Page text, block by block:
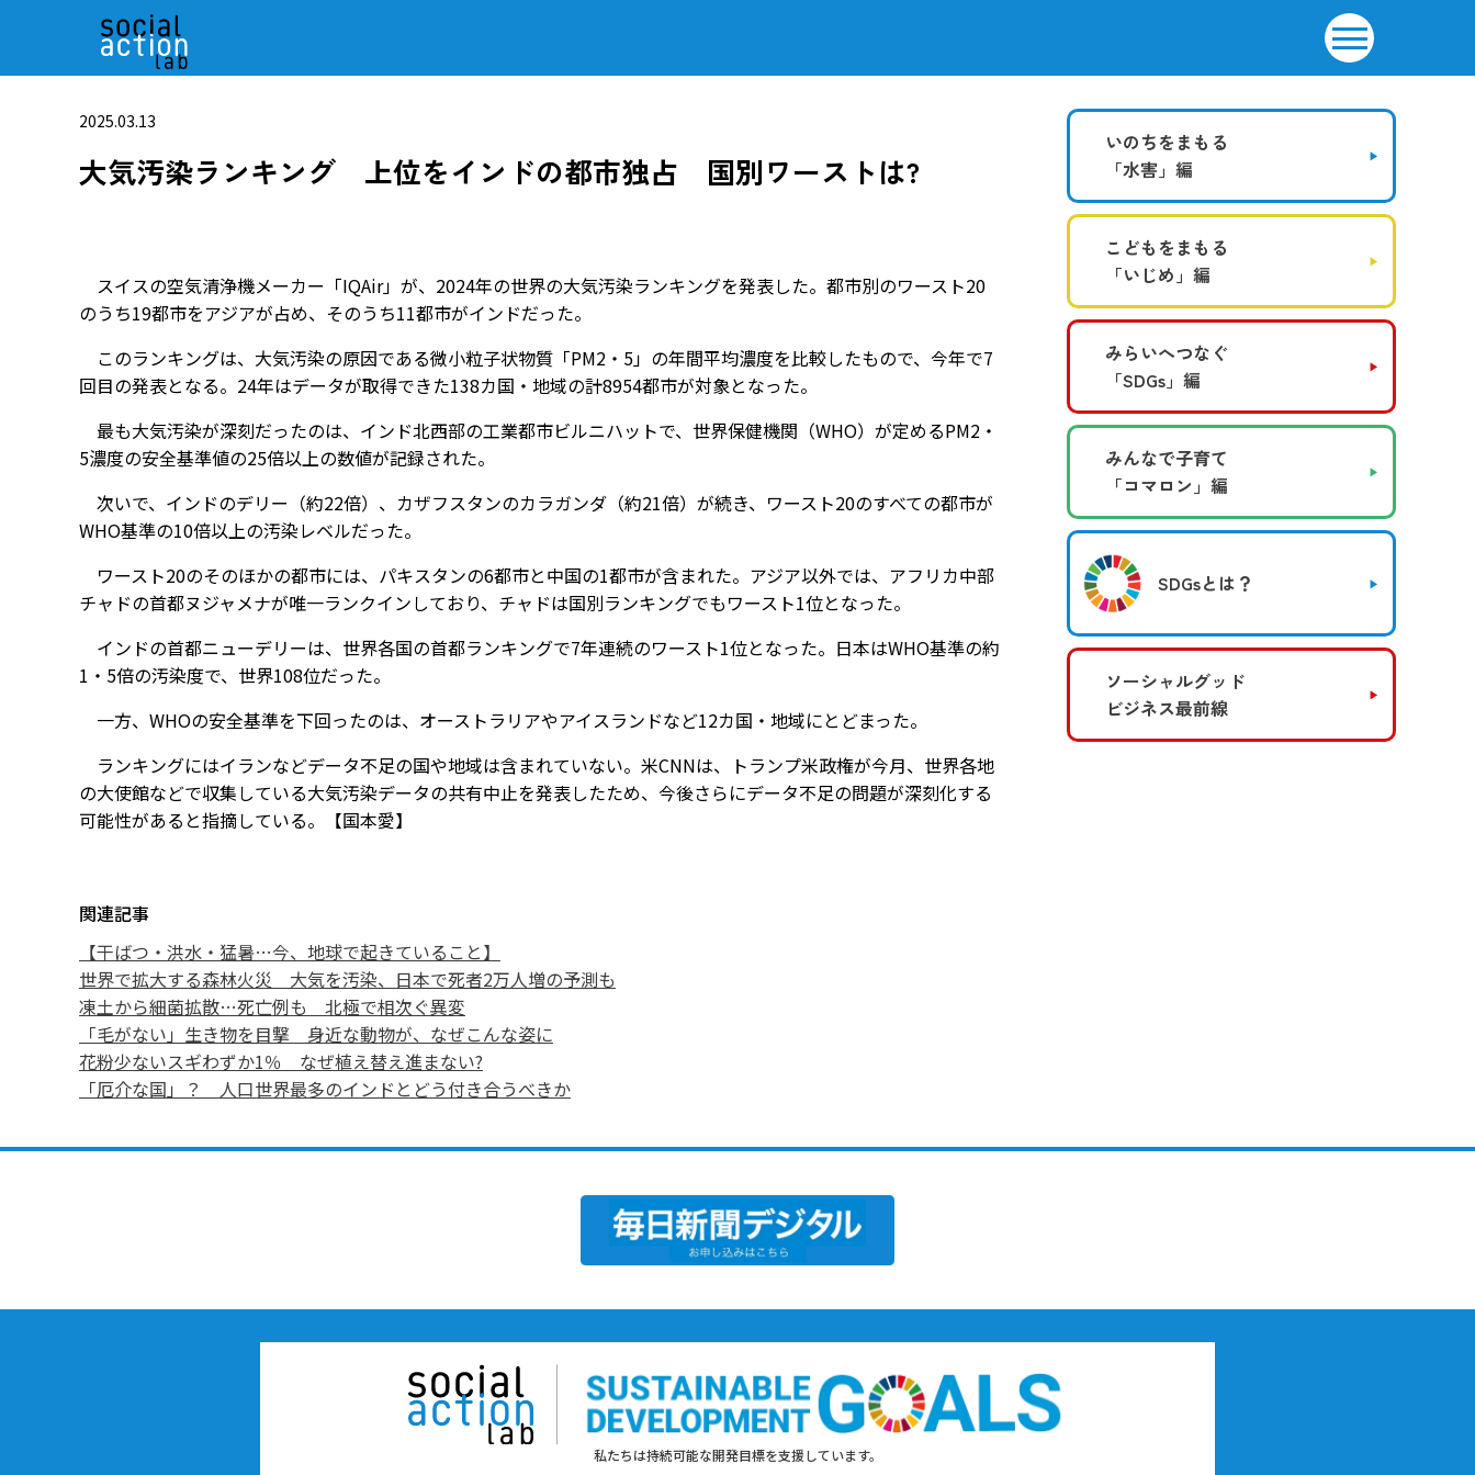
2025.03.13
大気汚染ランキング 上位をインドの都市独占 国別ワーストは?
スイスの空気清浄機メーカー「IQAir」が、2024年の世界の大気汚染ランキングを発表した。都市別のワースト20
のうち19都市をアジアが占め、そのうち11都市がインドだった。
このランキングは、大気汚染の原因である微小粒子状物質「PM2・5」の年間平均濃度を比較したもので、今年で7
回目の発表となる。24年はデータが取得できた138カ国・地域の計8954都市が対象となった。
最も大気汚染が深刻だったのは、インド北西部の工業都市ビルニハットで、世界保健機関（WHO）が定めるPM2・
5濃度の安全基準値の25倍以上の数値が記録された。
次いで、インドのデリー（約22倍）、カザフスタンのカラガンダ（約21倍）が続き、ワースト20のすべての都市が
WHO基準の10倍以上の汚染レベルだった。
ワースト20のそのほかの都市には、パキスタンの6都市と中国の1都市が含まれた。アジア以外では、アフリカ中部
チャドの首都ヌジャメナが唯一ランクインしており、チャドは国別ランキングでもワースト1位となった。
インドの首都ニューデリーは、世界各国の首都ランキングで7年連続のワースト1位となった。日本はWHO基準の約
1・5倍の汚染度で、世界108位だった。
一方、WHOの安全基準を下回ったのは、オーストラリアやアイスランドなど12カ国・地域にとどまった。
ランキングにはイランなどデータ不足の国や地域は含まれていない。米CNNは、トランプ米政権が今月、世界各地
の大使館などで収集している大気汚染データの共有中止を発表したため、今後さらにデータ不足の問題が深刻化する
可能性があると指摘している。【国本愛】
関連記事
【干ばつ・洪水・猛暑…今、地球で起きていること】
世界で拡大する森林火災 大気を汚染、日本で死者2万人増の予測も
凍土から細菌拡散…死亡例も 北極で相次ぐ異変
「毛がない」生き物を目撃 身近な動物が、なぜこんな姿に
花粉少ないスギわずか1％ なぜ植え替え進まない?
「厄介な国」？ 人口世界最多のインドとどう付き合うべきか
いのちをまもる
「水害」編
こどもをまもる
「いじめ」編
みらいへつなぐ
「SDGs」編
みんなで子育て
「コマロン」編
SDGsとは？
ソーシャルグッド
ビジネス最前線
私たちは持続可能な開発目標を支援しています。